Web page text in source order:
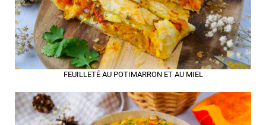
FEUILLETÉ AU POTIMARRON ET AU MIEL